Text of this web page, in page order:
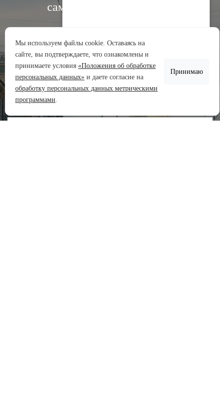
самое ближайшее время:
Аренда участков
Продажа участков
Задать вопрос
Мы используем файлы cookie. Оставаясь на
сайте, вы подтверждаете, что ознакомлены и
принимаете условия «Положения об обработке
персональных данных» и даете согласие на
обработку персональных данных метрическими
программами.
Принимаю